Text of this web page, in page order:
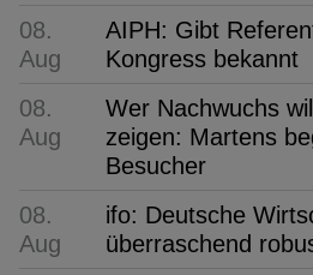
08.
Aug
AIPH: Gibt
Kongress bekannt
08.
Aug
Wer Nachwuchs
zeigen: Martens
Besucher
08.
Aug
ifo: Deutsche
überraschend